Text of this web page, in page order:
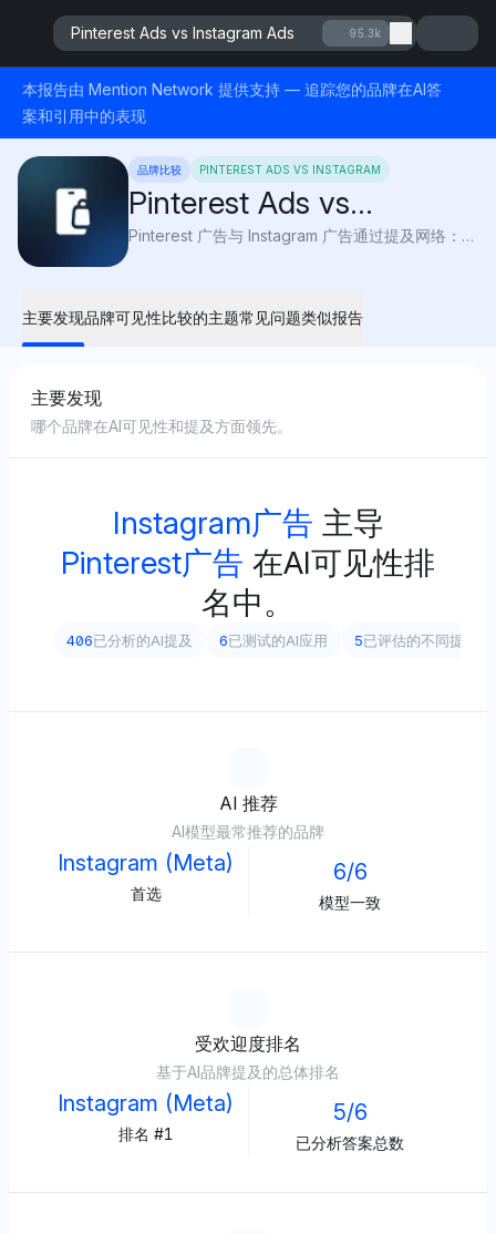
Pinterest Ads vs Instagram Ads 95.3k
本报告由 Mention Network 提供支持 — 追踪您的品牌在AI答
案和引用中的表现
品牌比较 PINTEREST ADS VS INSTAGRAM
Pinterest Ads vs
Instagram Ads
Pinterest 广告与 Instagram 广告通过提及网络：哪个视觉平台的转化效果更好？Pinterest 用户的购买量增加了 40%，但 Instagram 的覆盖面是其 10 倍，且存在两者的问题。
主要发现品牌可见性比较的主题常见问题类似报告
主要发现
哪个品牌在AI可见性和提及方面领先。
Instagram广告 主导
Pinterest广告 在AI可见性排
名中。
406已分析的AI提及 6已测试的AI应用 5已评估的不同提示
AI 推荐
AI模型最常推荐的品牌
Instagram (Meta)
首选
6/6
模型一致
受欢迎度排名
基于AI品牌提及的总体排名
Instagram (Meta)
排名 #1
5/6
已分析答案总数